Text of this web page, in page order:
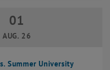
Summer University
Juli 2026 bis 01 August 2026
01
AUG. 26